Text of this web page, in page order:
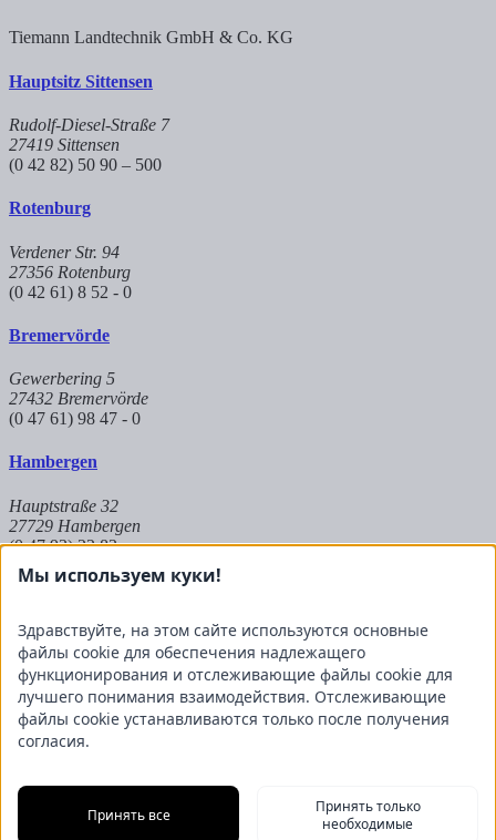
Tiemann Landtechnik GmbH & Co. KG
Hauptsitz Sittensen
Rudolf-Diesel-Straße 7
27419 Sittensen
(0 42 82) 50 90 – 500
Rotenburg
Verdener Str. 94
27356 Rotenburg
(0 42 61) 8 52 - 0
Bremervörde
Gewerbering 5
27432 Bremervörde
(0 47 61) 98 47 - 0
Hambergen
Hauptstraße 32
27729 Hambergen
(0 47 93) 22 83
Auf dem Kuhkamp 8
27318 Hoya
(0 42 51) 9 83 8 - 573
Partnerbetrieb Mangels
(0 47 45) 23 697 - 50
Мы используем куки!
Здравствуйте, на этом сайте используются основные
файлы cookie для обеспечения надлежащего
функционирования и отслеживающие файлы cookie для
лучшего понимания взаимодействия. Отслеживающие
файлы cookie устанавливаются только после получения
согласия.
Принять все
Принять только
необходимые